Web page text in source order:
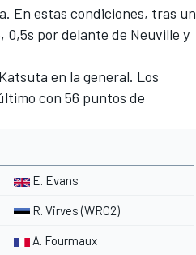
En estas condiciones, tras un
0,5s por delante de Neuville y
en la general. Los
con 56 puntos de
E. Evans
R. Virves (WRC2)
A. Fourmaux